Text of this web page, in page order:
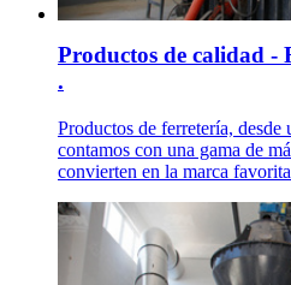
Productos de calidad -
.
Productos de ferretería, desde
contamos con una gama de
convierten en la marca